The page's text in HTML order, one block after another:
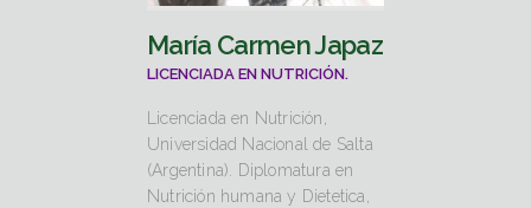
María Carmen Japaz
LICENCIADA EN NUTRICIÓN.
Licenciada en Nutrición,
Universidad Nacional de Salta
(Argentina). Diplomatura en
Nutrición humana y Dietetica,